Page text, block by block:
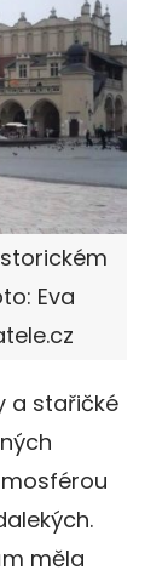
Eva
a stařičké
měla